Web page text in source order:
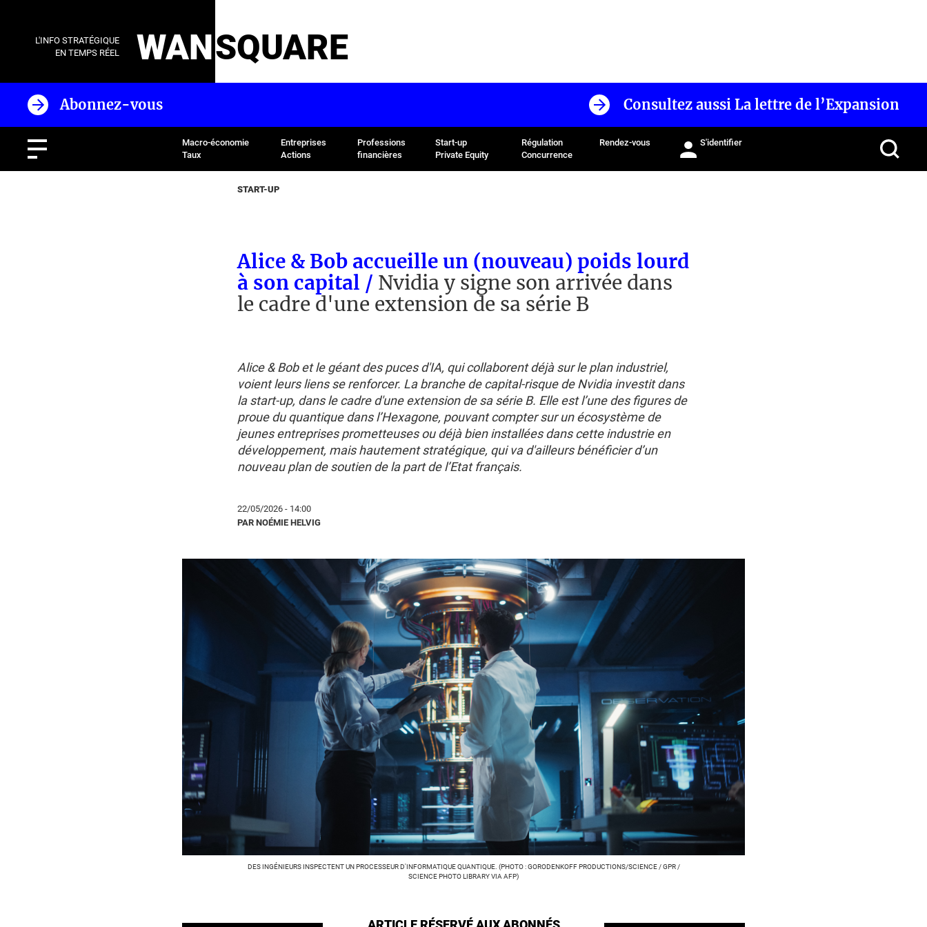
L'INFO STRATÉGIQUE
EN TEMPS RÉEL
WANSQUARE
Abonnez-vous Consultez aussi La lettre de l’Expansion
Macro-économie
Taux
Entreprises
Actions
Professions
financières
Start-up
Private Equity
Régulation
Concurrence
Rendez-vous S'identifier
START-UP
Alice & Bob accueille un (nouveau) poids lourd
à son capital / Nvidia y signe son arrivée dans
le cadre d'une extension de sa série B
Alice & Bob et le géant des puces d'IA, qui collaborent déjà sur le plan industriel,
voient leurs liens se renforcer. La branche de capital-risque de Nvidia investit dans
la start-up, dans le cadre d'une extension de sa série B. Elle est l’une des figures de
proue du quantique dans l’Hexagone, pouvant compter sur un écosystème de
jeunes entreprises prometteuses ou déjà bien installées dans cette industrie en
développement, mais hautement stratégique, qui va d'ailleurs bénéficier d’un
nouveau plan de soutien de la part de l’Etat français.
22/05/2026 - 14:00
PAR NOÉMIE HELVIG
DES INGÉNIEURS INSPECTENT UN PROCESSEUR D'INFORMATIQUE QUANTIQUE. (PHOTO : GORODENKOFF PRODUCTIONS/SCIENCE / GPR /
SCIENCE PHOTO LIBRARY VIA AFP)